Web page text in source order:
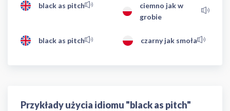
black as pitch
ciemno jak w
grobie
black as pitch czarny jak smoła
Przykłady użycia idiomu "black as pitch"